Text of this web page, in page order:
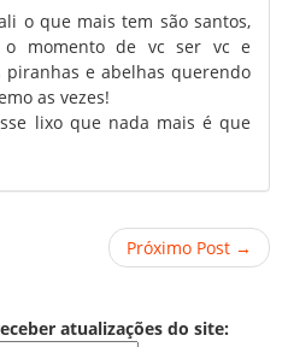
o que mais tem são santos,
o momento de vc ser vc e
e abelhas querendo
as vezes!
lixo que nada mais é que
Próximo Post →
atualizações do site: